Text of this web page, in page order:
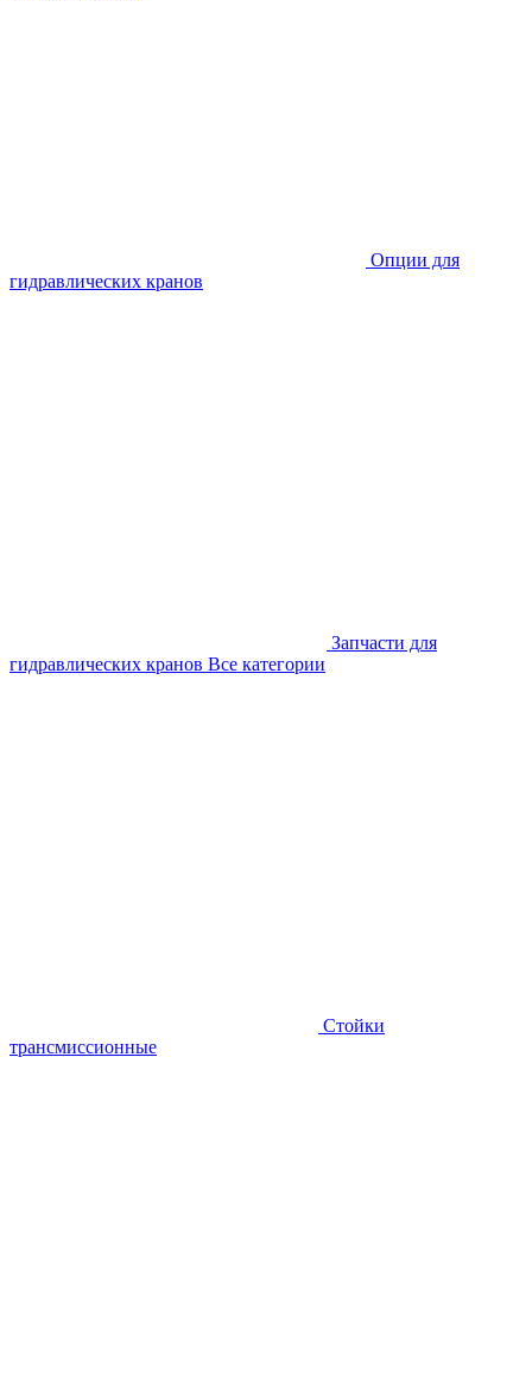
Опции для
гидравлических кранов
Запчасти для
гидравлических кранов Все категории
Стойки
трансмиссионные